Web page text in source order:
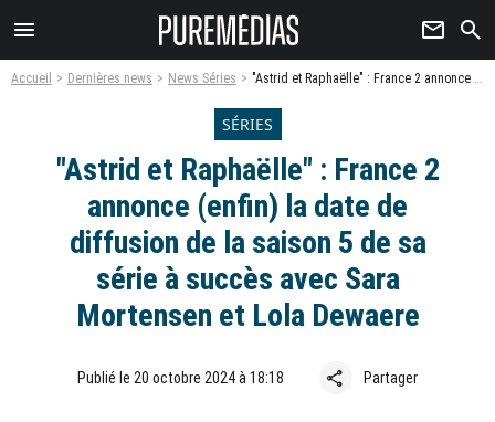
menu newsletter search
Accueil Dernières news News Séries "Astrid et Raphaëlle" : France 2 annonce (enfin) la date de diffusion de la saison 5 de sa série à succès avec Sara Mortensen et Lola Dewaere
SÉRIES
"Astrid et Raphaëlle" : France 2
annonce (enfin) la date de
diffusion de la saison 5 de sa
série à succès avec Sara
Mortensen et Lola Dewaere
Publié le 20 octobre 2024 à 18:18 share Partager